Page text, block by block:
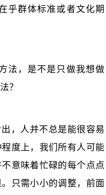
乎群体标准或者文化期
法，是不是只做我想做
？
，人并不总是能很容易
度上，我们所有人可能
意味着忙碌的每个点点
只需小小的调整，前面